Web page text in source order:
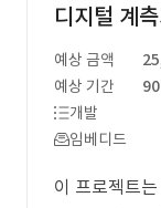
디지털 계
예상 금액
예상 기간
개발
임베디드
이 프로젝트